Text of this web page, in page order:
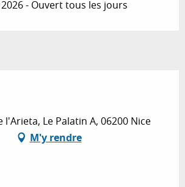
- Ouvert tous les jours
l'Arieta, Le Palatin A, 06200 Nice
M'y rendre